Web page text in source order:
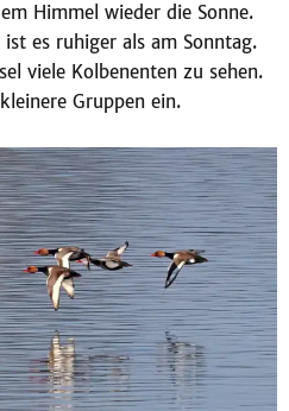
Himmel wieder die Sonne.
es ruhiger als am Sonntag.
viele Kolbenenten zu sehen.
Gruppen ein.